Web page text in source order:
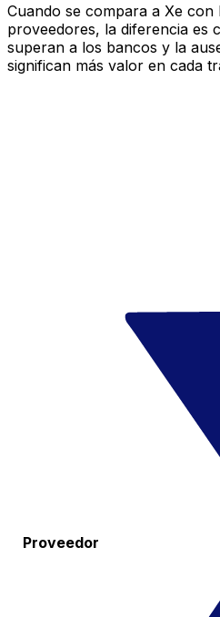
Cuando se compara a Xe
proveedores, la diferencia es
superan a los bancos y la
significan más valor en cada
Proveedor